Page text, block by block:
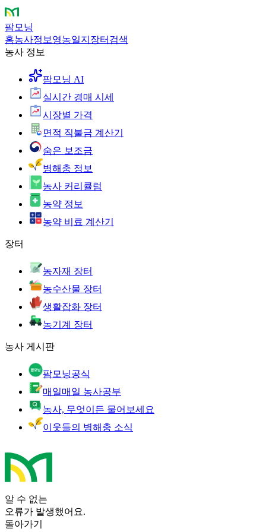
팜모닝
홈농사정보 영농일지 장터 검색
농사 정보
팜모닝 AI
실시간 경매 시세
시장별 가격
면적 직불금 계산기
숨은 보조금
병해충 정보
농사 커리큘럼
농약 정보
농약 비료 계산기
장터
농자재 장터
농수산물 장터
생활잡화 장터
농기계 장터
농사 게시판
팜모닝공식
매일매일 농사공부
농사, 무엇이든 물어보세요
이웃들의 병해충 소식
알 수 없는
오류가 발생했어요.
돌아가기